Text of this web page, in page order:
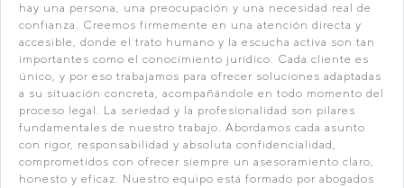
hay una persona, una preocupación y una necesidad real de
confianza. Creemos firmemente en una atención directa y
accesible, donde el trato humano y la escucha activa son tan
importantes como el conocimiento jurídico. Cada cliente es
único, y por eso trabajamos para ofrecer soluciones adaptadas
a su situación concreta, acompañándole en todo momento del
proceso legal. La seriedad y la profesionalidad son pilares
fundamentales de nuestro trabajo. Abordamos cada asunto
con rigor, responsabilidad y absoluta confidencialidad,
comprometidos con ofrecer siempre un asesoramiento claro,
honesto y eficaz. Nuestro equipo está formado por abogados